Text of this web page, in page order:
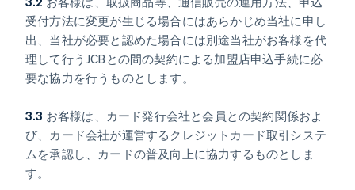
受付方法に変更が生じる場合にはあらかじめ当社に申し
出、当社が必要と認めた場合には別途当社がお客様を代
理して行うJCBとの間の契約による加盟店申込手続に必
要な協力を行うものとします。
3.3 お客様は、カード発行会社と会員との契約関係およ
び、カード会社が運営するクレジットカード取引システ
ムを承認し、カードの普及向上に協力するものとしま
す。